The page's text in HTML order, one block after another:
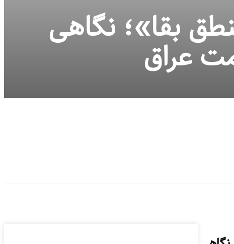
بقا»؛ نگاهی
عراق